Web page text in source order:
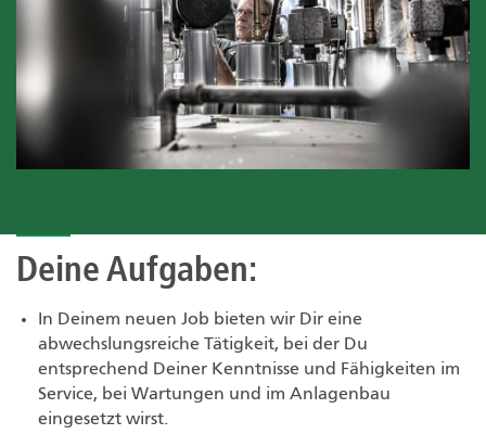
Deine Aufgaben:
In Deinem neuen Job bieten wir Dir eine
abwechslungsreiche Tätigkeit, bei der Du
entsprechend Deiner Kenntnisse und Fähigkeiten im
Service, bei Wartungen und im Anlagenbau
eingesetzt wirst.